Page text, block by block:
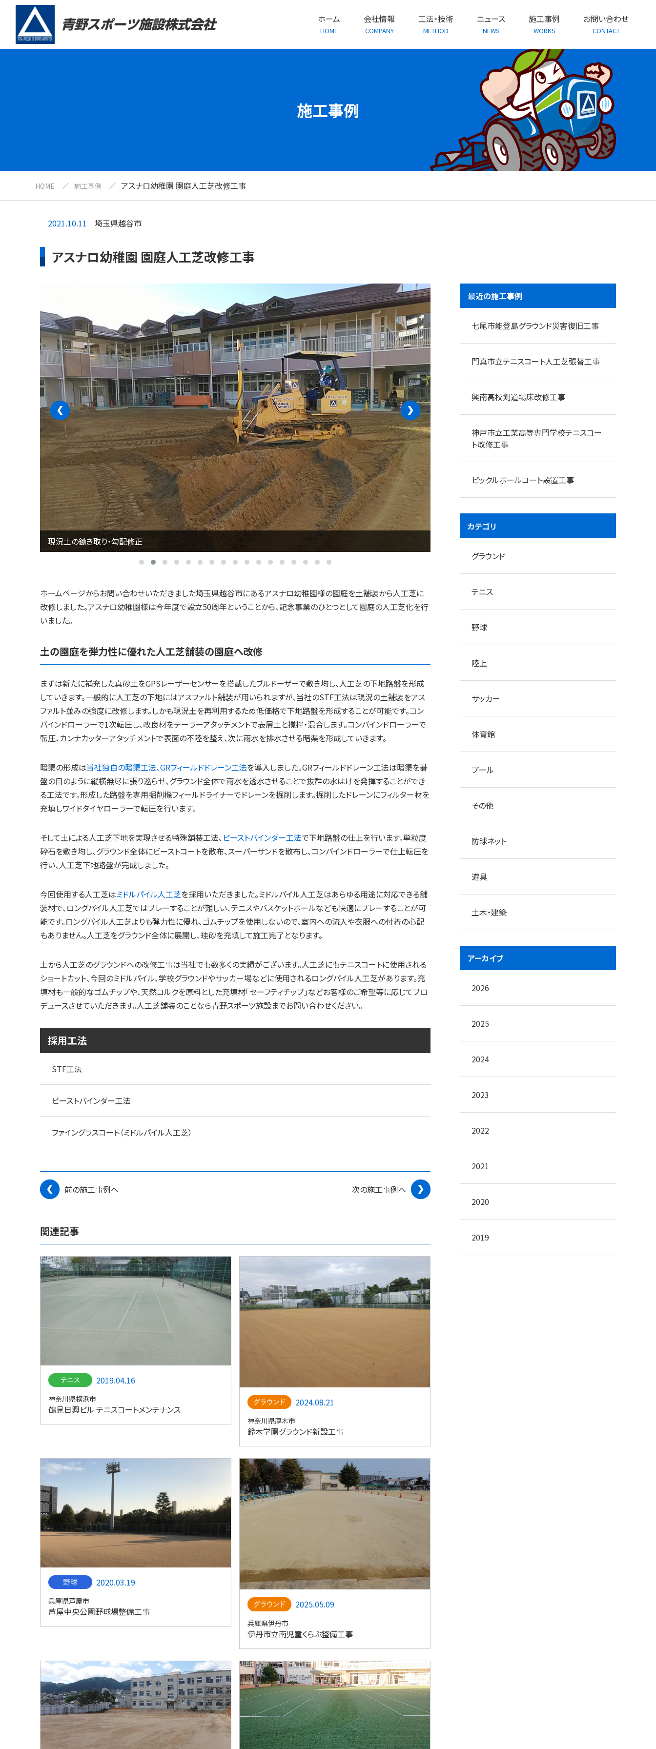
ホーム
HOME
会社情報
COMPANY
工法・技術
METHOD
ニュース
NEWS
施工事例
WORKS
お問い合わせ
CONTACT
施工事例
HOME 施工事例 アスナロ幼稚園 園庭人工芝改修工事
2021.10.11 埼玉県越谷市
アスナロ幼稚園 園庭人工芝改修工事
現況土の鋤き取り・勾配修正 コンバインドローラーで1次転圧
‹ ›
ホームページからお問い合わせいただきました埼玉県越谷市にあるアスナロ幼稚園様の園庭を土舗装から人工芝に
改修しました。アスナロ幼稚園様は今年度で設立50周年ということから、記念事業のひとつとして園庭の人工芝化を行
いました。
土の園庭を弾力性に優れた人工芝舗装の園庭へ改修
まずは新たに補充した真砂土をGPSレーザーセンサーを搭載したブルドーザーで敷き均し、人工芝の下地路盤を形成
していきます。一般的に人工芝の下地にはアスファルト舗装が用いられますが、当社のSTF工法は現況の土舗装をアス
ファルト並みの強度に改修します。しかも現況土を再利用するため低価格で下地路盤を形成することが可能です。コン
バインドローラーで1次転圧し、改良材をテーラーアタッチメントで表層土と撹拌・混合します。コンバインドローラーで
転圧、カンナカッターアタッチメントで表面の不陸を整え、次に雨水を排水させる暗渠を形成していきます。
暗渠の形成は当社独自の暗渠工法、GRフィールドドレーン工法を導入しました。GRフィールドドレーン工法は暗渠を碁
盤の目のように縦横無尽に張り巡らせ、グラウンド全体で雨水を透水させることで抜群の水はけを発揮することができ
る工法です。形成した路盤を専用掘削機フィールドライナーでドレーンを掘削します。掘削したドレーンにフィルター材を
充填しワイドタイヤローラーで転圧を行います。
そして土による人工芝下地を実現させる特殊舗装工法、 ビーストバインダー工法で下地路盤の仕上を行います。単粒度
砕石を敷き均し、グラウンド全体にビーストコートを散布、スーパーサンドを散布し、コンバインドローラーで仕上転圧を
行い、人工芝下地路盤が完成しました。
今回使用する人工芝はミドルパイル人工芝を採用いただきました。ミドルパイル人工芝はあらゆる用途に対応できる舗
装材で、ロングパイル人工芝ではプレーすることが難しい、テニスやバスケットボールなども快適にプレーすることが可
能です。ロングパイル人工芝よりも弾力性に優れ、ゴムチップを使用しないので、室内への流入や衣服への付着の心配
もありません。人工芝をグラウンド全体に展開し、珪砂を充填して施工完了となります。
土から人工芝のグラウンドへの改修工事は当社でも数多くの実績がございます。人工芝にもテニスコートに使用される
ショートカット、今回のミドルパイル、学校グラウンドやサッカー場などに使用されるロングパイル人工芝があります。充
填材も一般的なゴムチップや、天然コルクを原料とした充填材「セーフティチップ」などお客様のご希望等に応じてプロ
デュースさせていただきます。人工芝舗装のことなら青野スポーツ施設までお問い合わせください。
採用工法
STF工法
ビーストバインダー工法
ファイングラスコート（ミドルパイル人工芝）
前の施工事例へ 次の施工事例へ
関連記事
2019.04.16
神奈川県横浜市
鶴見日興ビル テニスコートメンテナンス
2024.08.21
神奈川県厚木市
鈴木学園グラウンド新設工事
2020.03.19
兵庫県芦屋市
芦屋中央公園野球場整備工事
2025.05.09
兵庫県伊丹市
伊丹市立南児童くらぶ整備工事
最近の施工事例
七尾市能登島グラウンド災害復旧工事
門真市立テニスコート人工芝張替工事
興南高校剣道場床改修工事
神戸市立工業高等専門学校テニスコー
ト改修工事
ピックルボールコート設置工事
カテゴリ
グラウンド
テニス
野球
陸上
サッカー
体育館
プール
その他
防球ネット
遊具
土木・建築
アーカイブ
2026
2025
2024
2023
2022
2021
2020
2019